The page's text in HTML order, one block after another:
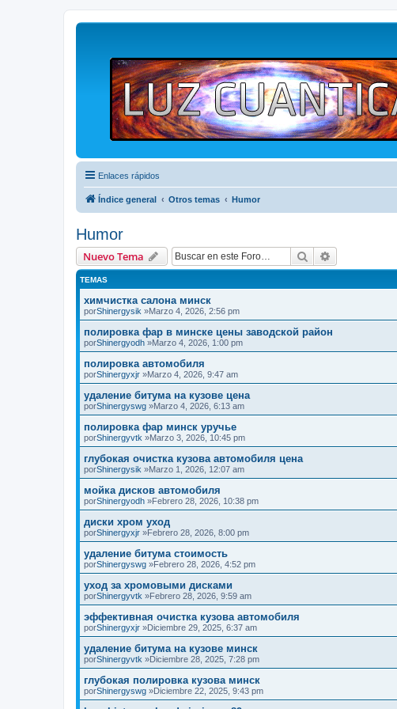
Enlaces rápidos
Índice general Otros temas Humor
Humor
Nuevo Tema Buscar
TEMAS
химчистка салона минск
porShinergysik »Marzo 4, 2026, 2:56 pm
полировка фар в минске цены заводской район
porShinergyodh »Marzo 4, 2026, 1:00 pm
полировка автомобиля
porShinergyxjr »Marzo 4, 2026, 9:47 am
удаление битума на кузове цена
porShinergyswg »Marzo 4, 2026, 6:13 am
полировка фар минск уручье
porShinergyvtk »Marzo 3, 2026, 10:45 pm
глубокая очистка кузова автомобиля цена
porShinergysik »Marzo 1, 2026, 12:07 am
мойка дисков автомобиля
porShinergyodh »Febrero 28, 2026, 10:38 pm
диски хром уход
porShinergyxjr »Febrero 28, 2026, 8:00 pm
удаление битума стоимость
porShinergyswg »Febrero 28, 2026, 4:52 pm
уход за хромовыми дисками
porShinergyvtk »Febrero 28, 2026, 9:59 am
эффективная очистка кузова автомобиля
porShinergyxjr »Diciembre 29, 2025, 6:37 am
удаление битума на кузове минск
porShinergyvtk »Diciembre 28, 2025, 7:28 pm
глубокая полировка кузова минск
porShinergyswg »Diciembre 22, 2025, 9:43 pm